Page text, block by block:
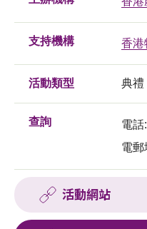
支持機構 香港
活動類型 典禮
查詢
電話
電郵
活動網站